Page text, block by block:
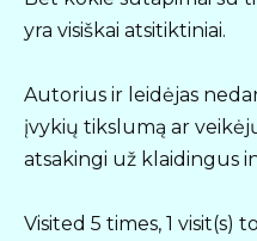
yra visiškai atsitiktiniai.
Autorius ir leidėjas
įvykių tikslumą ar
atsakingi už klaidingus
Visited 5 times, 1 visit(s)